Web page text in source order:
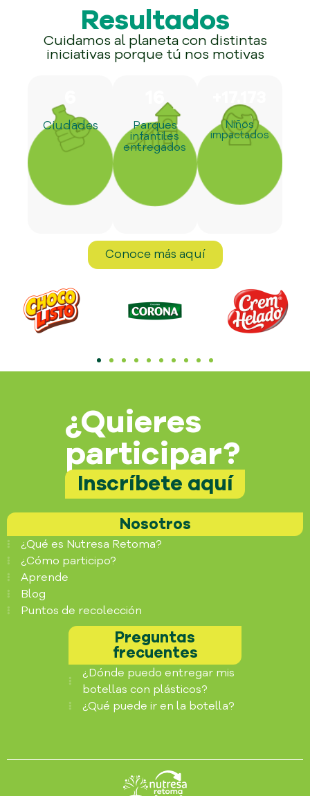
Resultados
Cuidamos al planeta con distintas
iniciativas porque tú nos motivas
Ciudades
19
Parques
infantiles
entregados
Niños
impactados
Conoce más aquí
¿Quieres
participar?
Inscríbete aquí
Nosotros
¿Qué es Nutresa Retoma?
¿Cómo participo?
Aprende
Blog
Puntos de recolección
Preguntas
frecuentes
¿Dónde puedo entregar mis
botellas con plásticos?
¿Qué puede ir en la botella?